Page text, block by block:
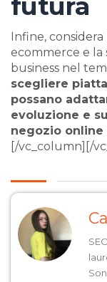
futura
Infine,
ecommerce e la
business nel
scegliere
possano
evoluzione e
negozio online
[/vc_column][/